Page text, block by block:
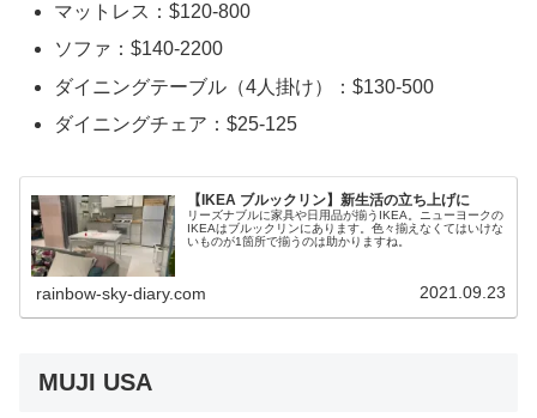
マットレス：$120-800
ソファ：$140-2200
ダイニングテーブル（4人掛け）：$130-500
ダイニングチェア：$25-125
【IKEA ブルックリン】新生活の立ち上げに
リーズナブルに家具や日用品が揃うIKEA。ニューヨークの
IKEAはブルックリンにあります。色々揃えなくてはいけな
いものが1箇所で揃うのは助かりますね。
rainbow-sky-diary.com 2021.09.23
MUJI USA